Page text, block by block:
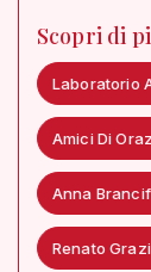
Scopri di
Laboratorio
Amici Di
Anna
Renato